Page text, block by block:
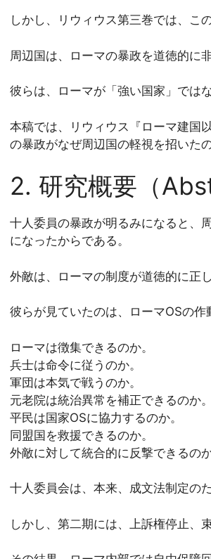
しかし、リウィウス第三巻では、こ
周辺国は、ローマの暴政を道徳的に
彼らは、ローマが「強い国家」では
本稿では、リウィウス『ローマ建国
の暴政がなぜ周辺国の軽視を招いた
2. 研究概要（
十人委員の暴政が明るみになると、
になったからである。
外敵は、ローマの制度が道徳的に正
彼らが見ていたのは、ローマOSの作
ローマは徴集できるのか。
兵士は命令に従うのか。
軍団は本気で戦うのか。
元老院は統治異常を補正できるのか
平民は国家OSに協力するのか。
同盟国を救援できるのか。
外敵に対して統合的に反撃できるの
十人委員会は、本来、成文法制定の
しかし、第二期には、上訴権停止、